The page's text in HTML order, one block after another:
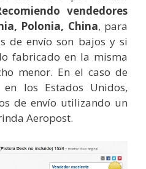
vendedores
Polonia, China, para
de envío son bajos y si
fabricado en la misma
menor. En el caso de
en los Estados Unidos,
de envío utilizando un
Aeropost.